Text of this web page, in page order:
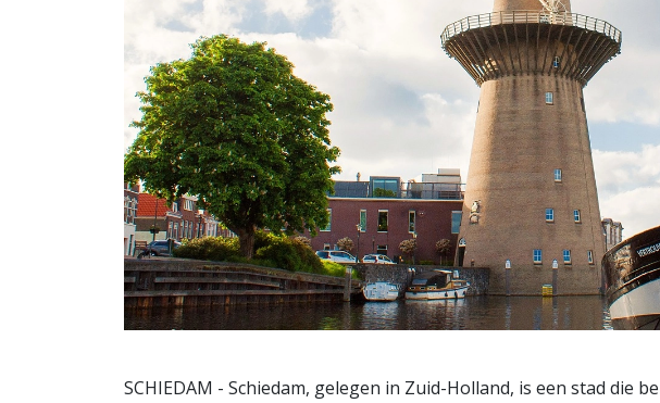
SCHIEDAM - Schiedam, gelegen in Zuid-Holland, is een stad die